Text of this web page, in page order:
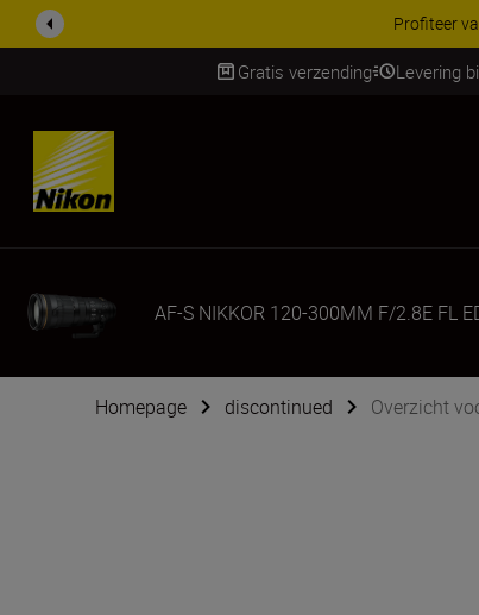
KORTING
Gratis verzending Levering
Skip
AF-S NIKKOR 120-300MM F/2.8E FL
Homepage discontinued Overzicht